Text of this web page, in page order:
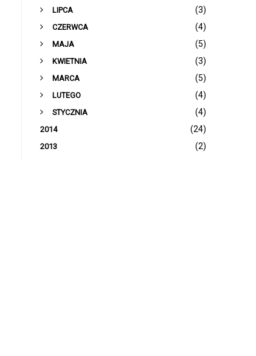
►
LIPCA
(3)
►
CZERWCA
(4)
►
MAJA
(5)
►
KWIETNIA
(3)
►
MARCA
(5)
►
LUTEGO
(4)
►
STYCZNIA (4)
2014 (24)
2013 (2)